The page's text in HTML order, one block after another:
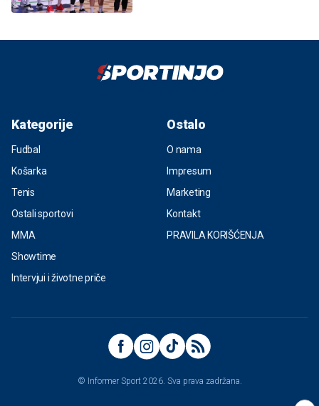
Kategorije
Fudbal
Košarka
Tenis
Ostali sportovi
MMA
Showtime
Intervjui i životne priče
Ostalo
O nama
Impresum
Marketing
Kontakt
PRAVILA KORIŠĆENJA
© Informer Sport 2026. Sva prava zadržana.